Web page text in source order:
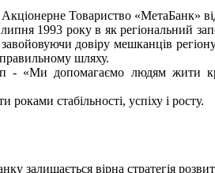
Товариство «МетаБанк»
1993 року в як регіональний
довіру мешканців
шляху.
- «Ми допомагаємо людям жити
роками стабільності, успіху і росту.
залишається вірна стратегія